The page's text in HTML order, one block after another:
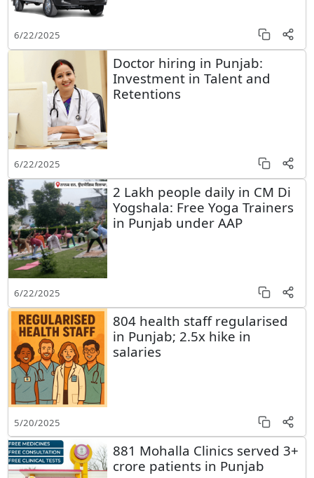
6/22/2025
Doctor hiring in Punjab:
Investment in Talent and
Retentions
6/22/2025
2 Lakh people daily in CM Di
Yogshala: Free Yoga Trainers
in Punjab under AAP
6/22/2025
804 health staff regularised
in Punjab; 2.5x hike in
salaries
5/20/2025
881 Mohalla Clinics served 3+
crore patients in Punjab